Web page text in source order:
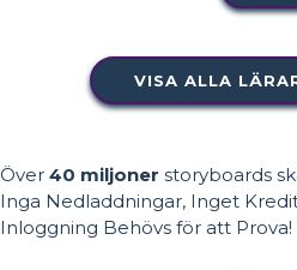
VISA ALLA
Över 40 miljoner storyboards
Inga Nedladdningar, Inget
Inloggning Behövs för att Prova!